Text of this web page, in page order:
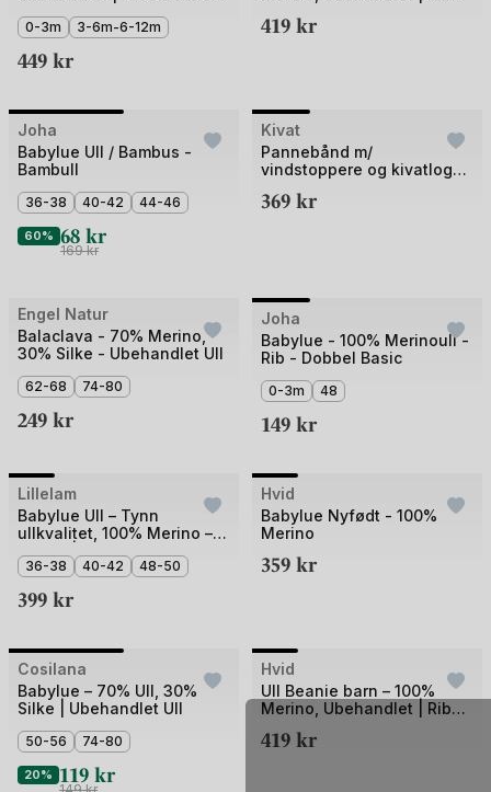
0-3m 3-6m-6-12m
449 kr
4419 kr
Outlet
Bilde
av
Joha
Babylue Ull / Bambus -
Bambull
36-38 40-42 44-46
60% 68 kr
169kr
Bilde
av
4
Kivat
Pannebånd m/
vindstoppere og kivatlogo
Elastan
369 kr
Engel Natur
Balaclava - 70% Merino,
30% Silke - Ubehandlet Ull
62-68 74-80
249 kr
Bilde
av
4
Joha
Babylue - 100% Merinoull -
Rib - Dobbel Basic
0-3m 48
149 kr
Bilde
av
Lillelam
Babylue Ull – Tynn
ullkvalitet, 100% Merino –
36-38 40-42 48-50
399 kr
Bilde
av
Hvid
Babylue Nyfødt - 100%
Merino
359 kr
Bilde
av
Cosilana
Babylue – 70% Ull, 30%
Silke | Ubehandlet Ull
50-56 74-80
20% 119 kr
Bilde
av
Hvid
Ull Beanie barn – 100%
Merino, Ubehandlet | Ribb
419 kr